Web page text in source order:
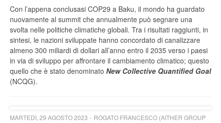
Con l’appena conclusasi COP29 a Baku, il mondo ha guardato
nuovamente al summit che annualmente può segnare una
svolta nelle politiche climatiche globali. Tra i risultati raggiunti, in
sintesi, le nazioni sviluppate hanno concordato di canalizzare
almeno 300 miliardi di dollari all’anno entro il 2035 verso i paesi
in via di sviluppo per affrontare il cambiamento climatico; questo
quello che è stato denominato New Collective Quantified Goal
(NCQG).
MARTEDÌ, 29 AGOSTO 2023
ROGATO FRANCESCO (AITHER GROUP